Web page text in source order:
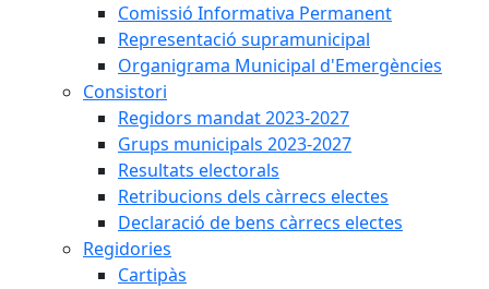
Comissió Informativa Permanent
Representació supramunicipal
Organigrama Municipal d'Emergències
Consistori
Regidors mandat 2023-2027
Grups municipals 2023-2027
Resultats electorals
Retribucions dels càrrecs electes
Declaració de bens càrrecs electes
Regidories
Cartipàs